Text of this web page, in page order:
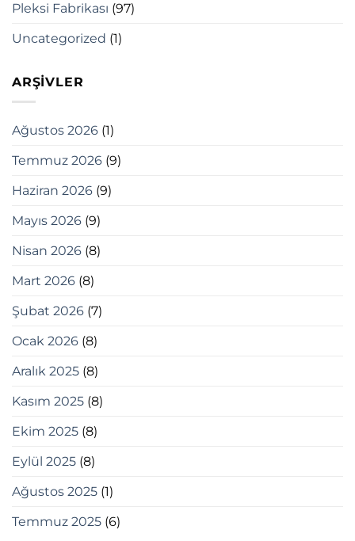
Pleksi Fabrikası (97)
Uncategorized (1)
ARŞIVLER
Ağustos 2026 (1)
Temmuz 2026 (9)
Haziran 2026 (9)
Mayıs 2026 (9)
Nisan 2026 (8)
Mart 2026 (8)
Şubat 2026 (7)
Ocak 2026 (8)
Aralık 2025 (8)
Kasım 2025 (8)
Ekim 2025 (8)
Eylül 2025 (8)
Ağustos 2025 (1)
Temmuz 2025 (6)